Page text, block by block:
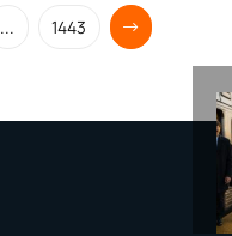
... 1443